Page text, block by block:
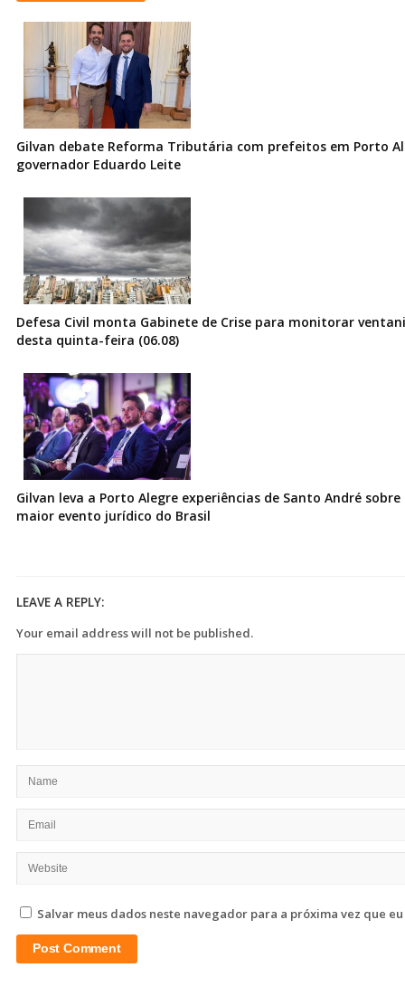
Gilvan debate Reforma Tributária com prefeitos em Porto
governador Eduardo Leite
Defesa Civil monta Gabinete de Crise para monitorar
desta quinta-feira (06.08)
Gilvan leva a Porto Alegre experiências de Santo André
maior evento jurídico do Brasil
LEAVE A REPLY:
Your email address will not be published.
Salvar meus dados neste navegador para a próxima vez que